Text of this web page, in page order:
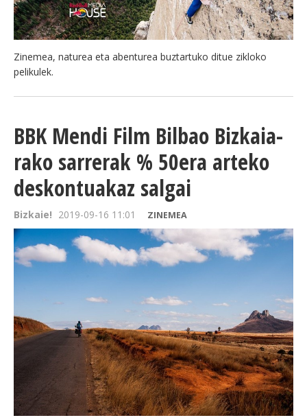
Zinemea, naturea eta abenturea buztartuko ditue zikloko
pelikulek.
BBK Mendi Film Bilbao Bizkaia-
rako sarrerak % 50era arteko
deskontuakaz salgai
Bizkaie! 2019-09-16 11:01 ZINEMEA